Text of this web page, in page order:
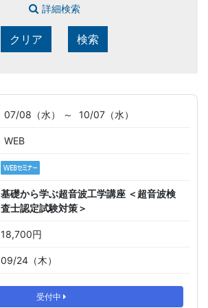
詳細検索
クリア 検索
07/08（水） ～ 10/07（水）
WEB
基礎から学ぶ超音波工学講座 ＜超音波検
査士認定試験対策＞
18,700円
09/24（木）
受付中